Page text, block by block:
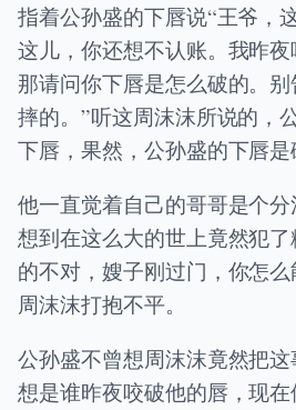
指着公孙盛的下唇说“王爷，
这儿，你还想不认账。我昨夜
那请问你下唇是怎么破的。
摔的。”听这周沫沫所说的，
下唇，果然，公孙盛的下唇是
他一直觉着自己的哥哥是个
想到在这么大的世上竟然犯
的不对，嫂子刚过门，你怎
周沫沫打抱不平。
公孙盛不曾想周沫沫竟然把
想是谁昨夜咬破他的唇，现